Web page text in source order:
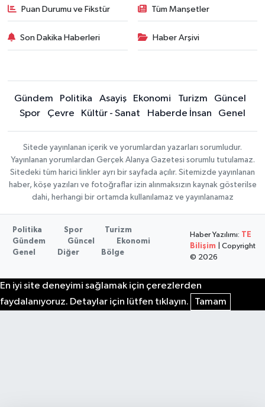
Puan Durumu ve Fikstür Tüm Manşetler
Son Dakika Haberleri Haber Arşivi
Gündem Politika Asayiş Ekonomi Turizm
Güncel
Spor
Çevre Kültür - Sanat Haberde İnsan Genel
Sitede yayınlanan içerik ve yorumlardan yazarları sorumludur.
Yayınlanan yorumlardan Gerçek Alanya Gazetesi sorumlu tutulamaz.
Sitedeki tüm harici linkler ayrı bir sayfada açılır. Sitemizde yayınlanan
haber, köşe yazıları ve fotoğraflar izin alınmaksızın kaynak gösterilse
dahi, herhangi bir ortamda kullanılamaz ve yayınlanamaz
Politika Spor
Turizm
Gündem
Güncel
Ekonomi
Genel
Diğer Bölge
Haber Yazılımı:
TE
Bilişim | Copyright
© 2026
En iyi site deneyimi sağlamak için çerezlerden
faydalanıyoruz. Detaylar için lütfen tıklayın.
Tamam